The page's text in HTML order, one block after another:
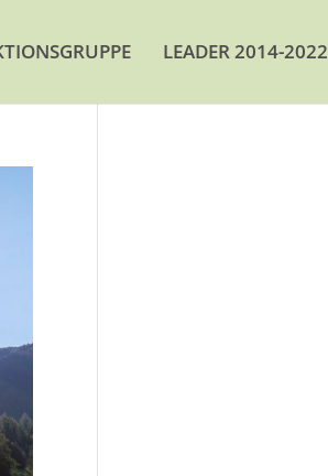
LEADER 2014-2022